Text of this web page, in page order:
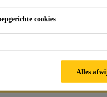
-
cookies
Alles